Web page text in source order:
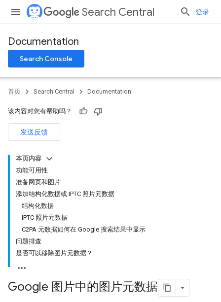
Search Central 登录
Documentation
Search Console
首页 Search Central Documentation
该内容对您有帮助吗？
发送反馈
本页内容
功能可用性
准备网页和图片
添加结构化数据或 IPTC 照片元数据
结构化数据
IPTC 照片元数据
C2PA 元数据如何在 Google 搜索结果中显示
问题排查
是否可以移除图片元数据？
Google 图片中的图片元数据